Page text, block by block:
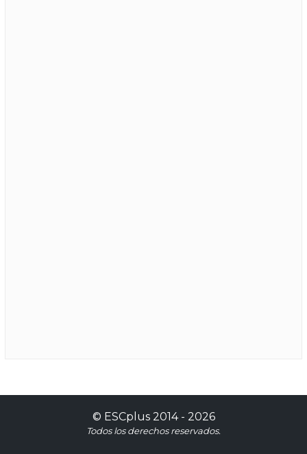
© ESCplus2014 - 2026
Todos los derechos reservados.